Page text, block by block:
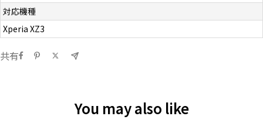
対応機種
Xperia XZ3
共有
You may also like